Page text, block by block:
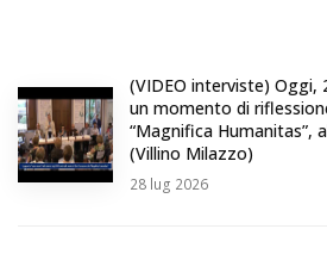
(VIDEO interviste) Oggi,
un momento di
“Magnifica Humanitas”,
(Villino Milazzo)
28 lug 2026